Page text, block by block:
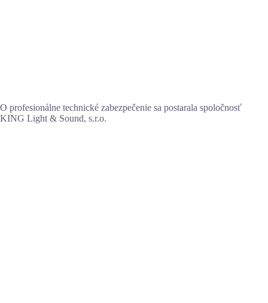
O profesionálne technické zabezpečenie sa postarala spoločnosť
KING Light & Sound, s.r.o.